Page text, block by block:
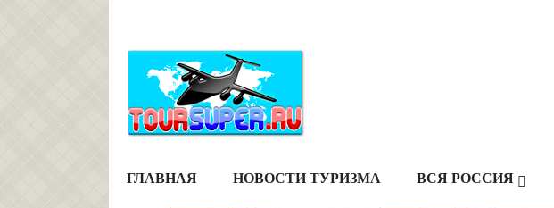
ГЛАВНАЯ НОВОСТИ ТУРИЗМА ВСЯ РОССИЯ